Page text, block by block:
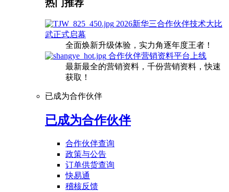
热门推荐
2026新华三合作伙伴技术大比
武正式启幕
全面焕新升级体验，实力角逐年度王者！
合作伙伴营销资料平台上线
最新最全的营销资料，千份营销资料，快速
获取！
已成为合作伙伴
已成为合作伙伴
合作伙伴查询
政策与公告
订单供货查询
快易通
稽核反馈